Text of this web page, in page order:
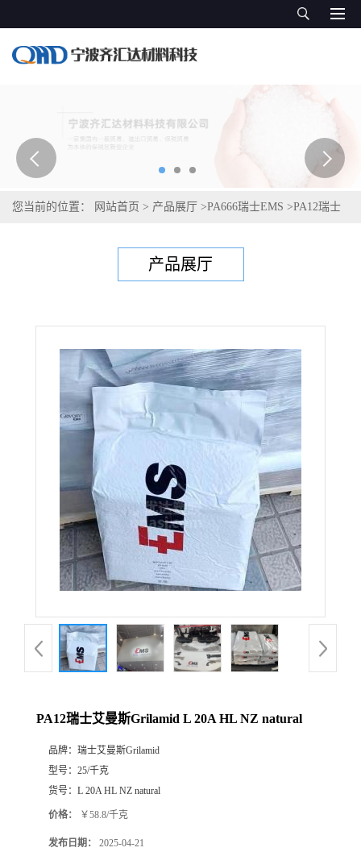
您当前的位置： 网站首页 > 产品展厅 >PA666瑞士EMS >PA12瑞士
产品展厅
PA12瑞士艾曼斯Grilamid L 20A HL NZ natural
品牌： 瑞士艾曼斯Grilamid
型号： 25/千克
货号： L 20A HL NZ natural
价格： ￥58.8/千克
发布日期： 2025-04-21